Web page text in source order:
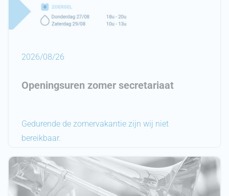
2026/08/26
Openingsuren zomer secretariaat
Gedurende de zomervakantie zijn wij niet
bereikbaar.
het secretariaat conctacteren.